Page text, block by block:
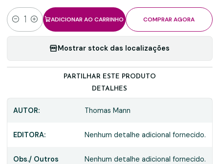
Quantidade
ADICIONAR AO CARRINHO COMPRAR AGORA
Mostrar stock das localizações
PARTILHAR ESTE PRODUTO
DETALHES
AUTOR: Thomas Mann
EDITORA: Nenhum detalhe adicional fornecido.
Obs./ Outros
Nenhum detalhe adicional fornecido.